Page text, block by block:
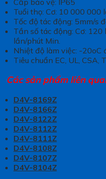
Tuổi thọ: Cơ: 10 000 000
Tốc độ tác động: 5mm/s
Tần số tác động: Cơ:
lần/phút Min.
Nhiệt độ làm việc: -20oC
Tiêu chuẩn EC, UL, CSA,
Các sản phẩm liên
D4V-8169Z
D4V-8166Z
D4V-8122Z
D4V-8112Z
D4V-8111Z
D4V-8108Z
D4V-8107Z
D4V-8104Z